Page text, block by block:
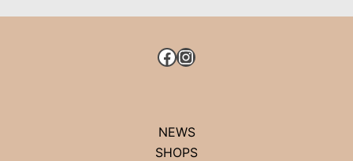
FACEBOOK
INSTAGRAM
NEWS
SHOPS